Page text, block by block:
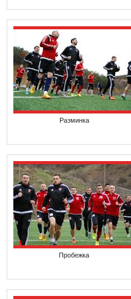
Разминка
Пробежка